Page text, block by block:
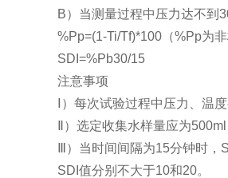
B）当测量过程中压力达不到
%Pp=(1-Ti/Tf)*100（%Pp为
SDI=%Pb30/15
注意事项
Ⅰ）每次试验过程中压力、温
Ⅱ）选定收集水样量应为
Ⅲ）当时间间隔为15分钟时
SDI值分别不大于10和20。